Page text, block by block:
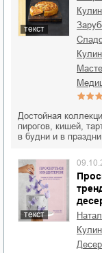
текст
Достойная
пирогов, кишей,
в будни и в
текст